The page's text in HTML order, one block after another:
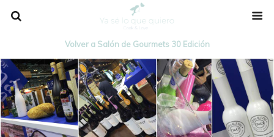
Volver a Salón de Gourmets 30 Edición